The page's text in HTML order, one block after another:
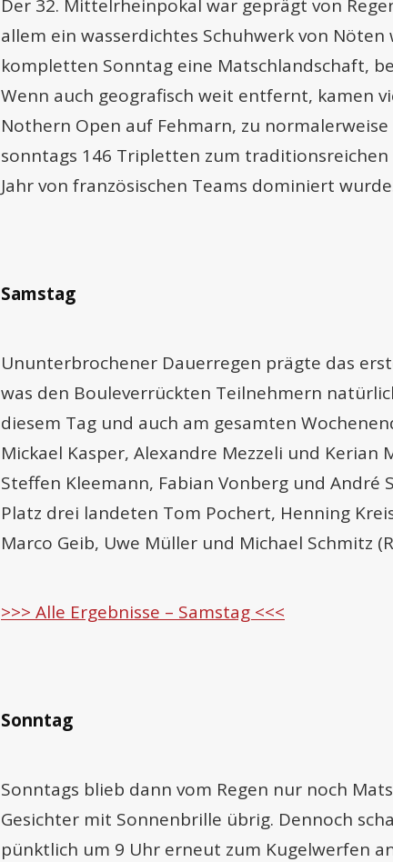
Der 32. Mittelrheinpokal war geprägt von
allem ein wasserdichtes Schuhwerk von
kompletten Sonntag eine Matschlandschaft,
Wenn auch geografisch weit entfernt, kamen
Nothern Open auf Fehmarn, zu
sonntags 146 Tripletten zum
Jahr von französischen Teams dominiert
Samstag
Ununterbrochener Dauerregen prägte das
was den Bouleverrückten Teilnehmern
diesem Tag und auch am gesamten
Mickael Kasper, Alexandre Mezzeli und Kerian
Steffen Kleemann, Fabian Vonberg und André
Platz drei landeten Tom Pochert, Henning
Marco Geib, Uwe Müller und Michael Schmitz
>>> Alle Ergebnisse – Samstag <<<
Sonntag
Sonntags blieb dann vom Regen nur noch
Gesichter mit Sonnenbrille übrig. Dennoch
pünktlich um 9 Uhr erneut zum Kugelwerfen